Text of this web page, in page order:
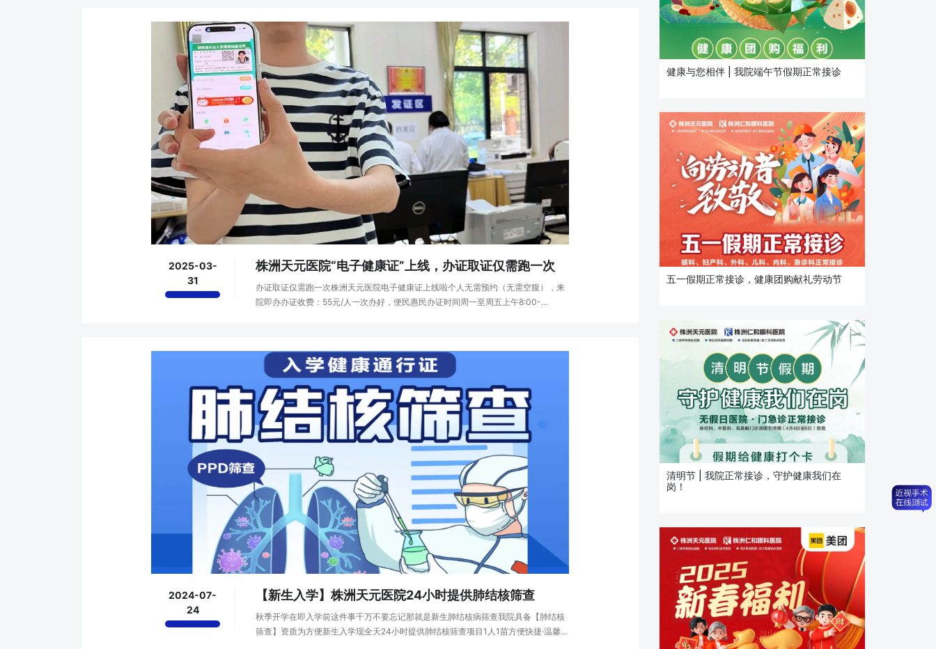
2025-03-
31
株洲天元医院“电子健康证”上线，办证取证仅需跑一次
办证取证仅需跑一次株洲天元医院电子健康证上线啦个人无需预约（无需空腹），来
院即办办证收费：55元/人一次办好，便民惠民办证时间周一至周五上午8:00-
2024-07-
24
【新生入学】株洲天元医院24小时提供肺结核筛查
秋季开学在即入学前这件事千万不要忘记那就是新生肺结核病筛查我院具备【肺结核
筛查】资质为方便新生入学现全天24小时提供肺结核筛查项目1人1苗方便快捷·温馨提
健康与您相伴 | 我院端午节假期正常接诊
五一假期正常接诊，健康团购献礼劳动节
清明节 | 我院正常接诊，守护健康我们在
岗！